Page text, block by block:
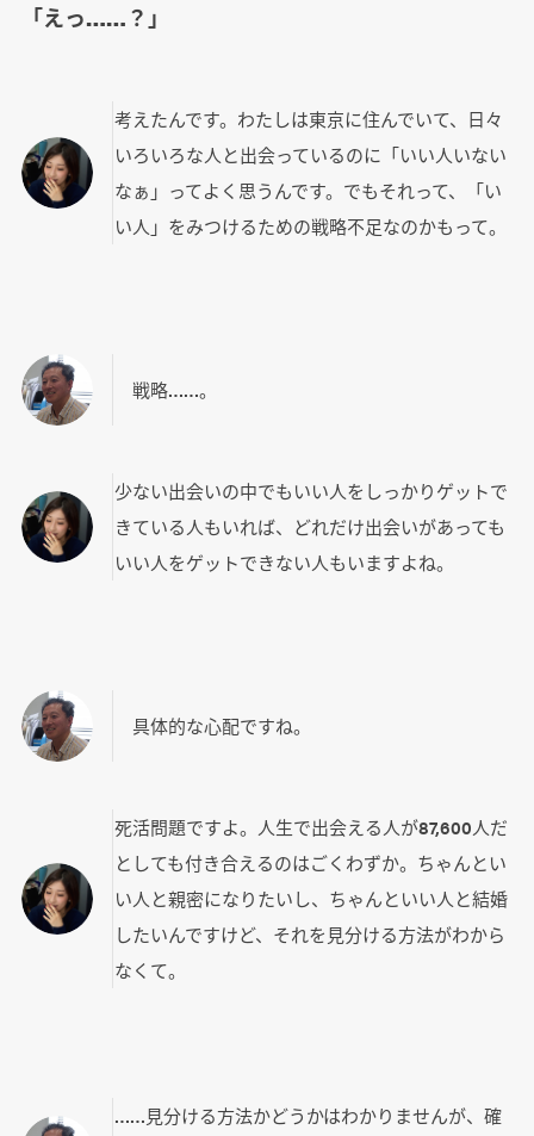
「えっ……？」
考えたんです。わたしは東京に住んでいて、日々
いろいろな人と出会っているのに「いい人いない
なぁ」ってよく思うんです。でもそれって、「い
い人」をみつけるための戦略不足なのかもって。
戦略……。
少ない出会いの中でもいい人をしっかりゲットで
きている人もいれば、どれだけ出会いがあっても
いい人をゲットできない人もいますよね。
具体的な心配ですね。
死活問題ですよ。人生で出会える人が87,600人だ
としても付き合えるのはごくわずか。ちゃんとい
い人と親密になりたいし、ちゃんといい人と結婚
したいんですけど、それを見分ける方法がわから
なくて。
……見分ける方法かどうかはわかりませんが、確